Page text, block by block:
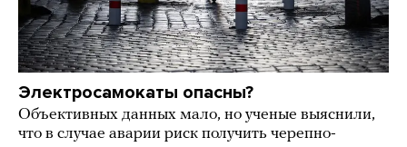
Электросамокаты опасны?
Объективных данных мало, но ученые выяснили,
что в случае аварии риск получить черепно-